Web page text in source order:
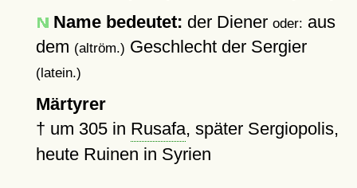
Name bedeutet: der Diener oder: aus
dem (altröm.) Geschlecht der Sergier
(latein.)
Märtyrer
† um 305in Rusafa, später Sergiopolis,
heute Ruinen in Syrien